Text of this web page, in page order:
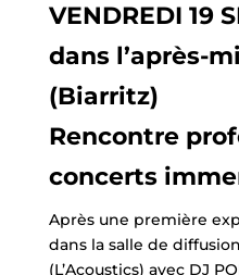
VENDREDI 19
dans l’après-
(Biarritz)
Rencontre
concerts
Après une première
dans la salle de
(L’Acoustics) avec DJ